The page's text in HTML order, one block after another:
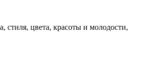
стиля, цвета, красоты и молодости,